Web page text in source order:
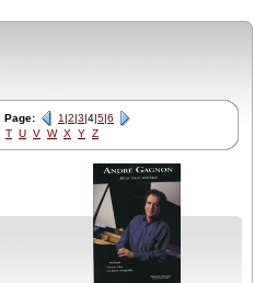
Page: 1|2|3|4|5|6
T U V W X Y Z